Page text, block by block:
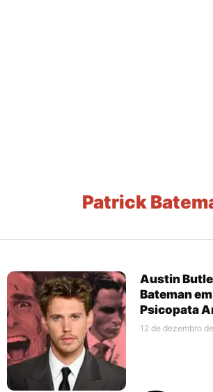
Patrick
Austin
Bateman
Psicopata
12 de dezembro